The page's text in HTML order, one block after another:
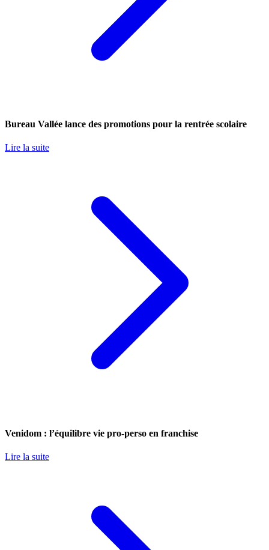
Bureau Vallée lance des promotions pour la rentrée scolaire
Lire la suite
Venidom : l’équilibre vie pro-perso en franchise
Lire la suite